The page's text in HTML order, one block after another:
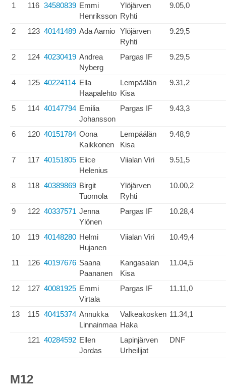
1 116 34580839 Emmi
Henriksson
Ylöjärven
Ryhti
9.05,0
2 123 40141489 Ada Aarnio Ylöjärven
Ryhti
9.29,5
2 124 40230419 Andrea
Nyberg
Pargas IF 9.29,5
4 125 40224114 Ella
Haapalehto
Lempäälän
Kisa
9.31,2
5 114 40147794 Emilia
Johansson
Pargas IF 9.43,3
6 120 40151784 Oona
Kaikkonen
Lempäälän
Kisa
9.48,9
7 117 40151805 Elice
Helenius
Viialan Viri 9.51,5
8 118 40389869 Birgit
Tuomola
Ylöjärven
Ryhti
10.00,2
9 122 40337571 Jenna
Ylönen
Pargas IF 10.28,4
10 119 40148280 Helmi
Hujanen
Viialan Viri 10.49,4
11 126 40197676 Saana
Paananen
Kangasalan
Kisa
11.04,5
12 127 40081925 Emmi
Virtala
Pargas IF 11.11,0
13 115 40415374 Annukka
Linnainmaa
Valkeakosken
Haka
11.34,1
121 40284592 Ellen
Jordas
Lapinjärven
Urheilijat
DNF
M12